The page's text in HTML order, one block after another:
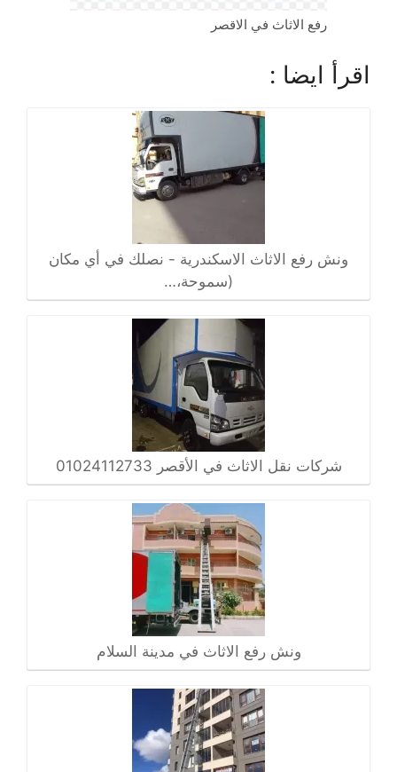
رفع الاثاث في الاقصر
اقرأ ايضا :
ونش رفع الاثاث الاسكندرية - نصلك في أي مكان
(سموحة،…
شركات نقل الاثاث في الأقصر 01024112733
ونش رفع الاثاث في مدينة السلام